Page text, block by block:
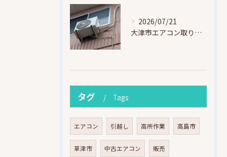
2026/07/21
大津市エアコン取り付け｜他社で断られたマンション3階の壁面アングル高所作業（ハイセンス HA-J22H-W・プレジーオビワコ）
タグ Tags
エアコン 引越し 高所作業 高島市
草津市 中古エアコン 販売